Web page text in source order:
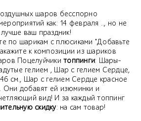
шаров бесспорно
как: 14 февраля .., но не
ваш праздник!
по шарикам с плюсиками "Добавьте
к композиции из шариков
Поцелуйчики топпинги: Шары-
гелием , Шар с гелием Сердце,
см., Шар с гелием Сердце красное
Они добавят ей изюминки и
вид! И за каждый топпинг
скидку: на сам товар!